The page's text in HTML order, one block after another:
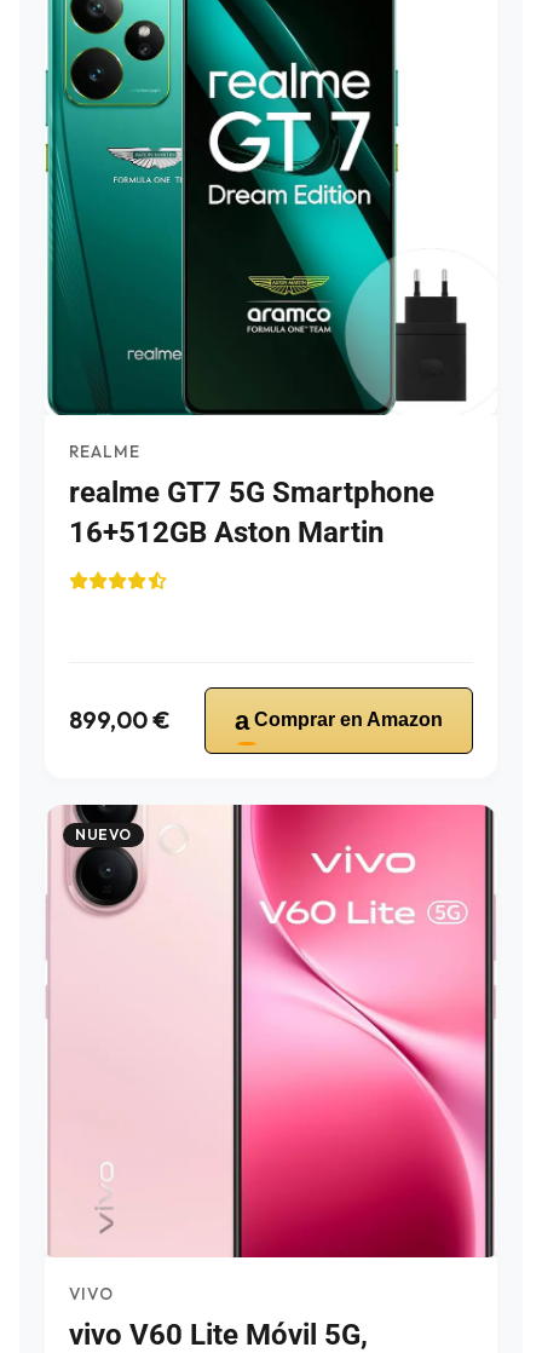
REALME
realme GT7 5G Smartphone
16+512GB Aston Martin
899,00 € a Comprar en Amazon
NUEVO
VIVO
vivo V60 Lite Móvil 5G,